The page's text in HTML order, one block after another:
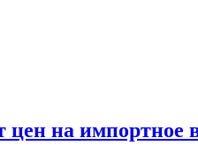
цен на импортное